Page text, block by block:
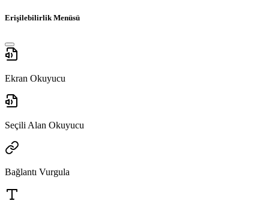
Erişilebilirlik Menüsü
Ekran Okuyucu
Seçili Alan Okuyucu
Bağlantı Vurgula